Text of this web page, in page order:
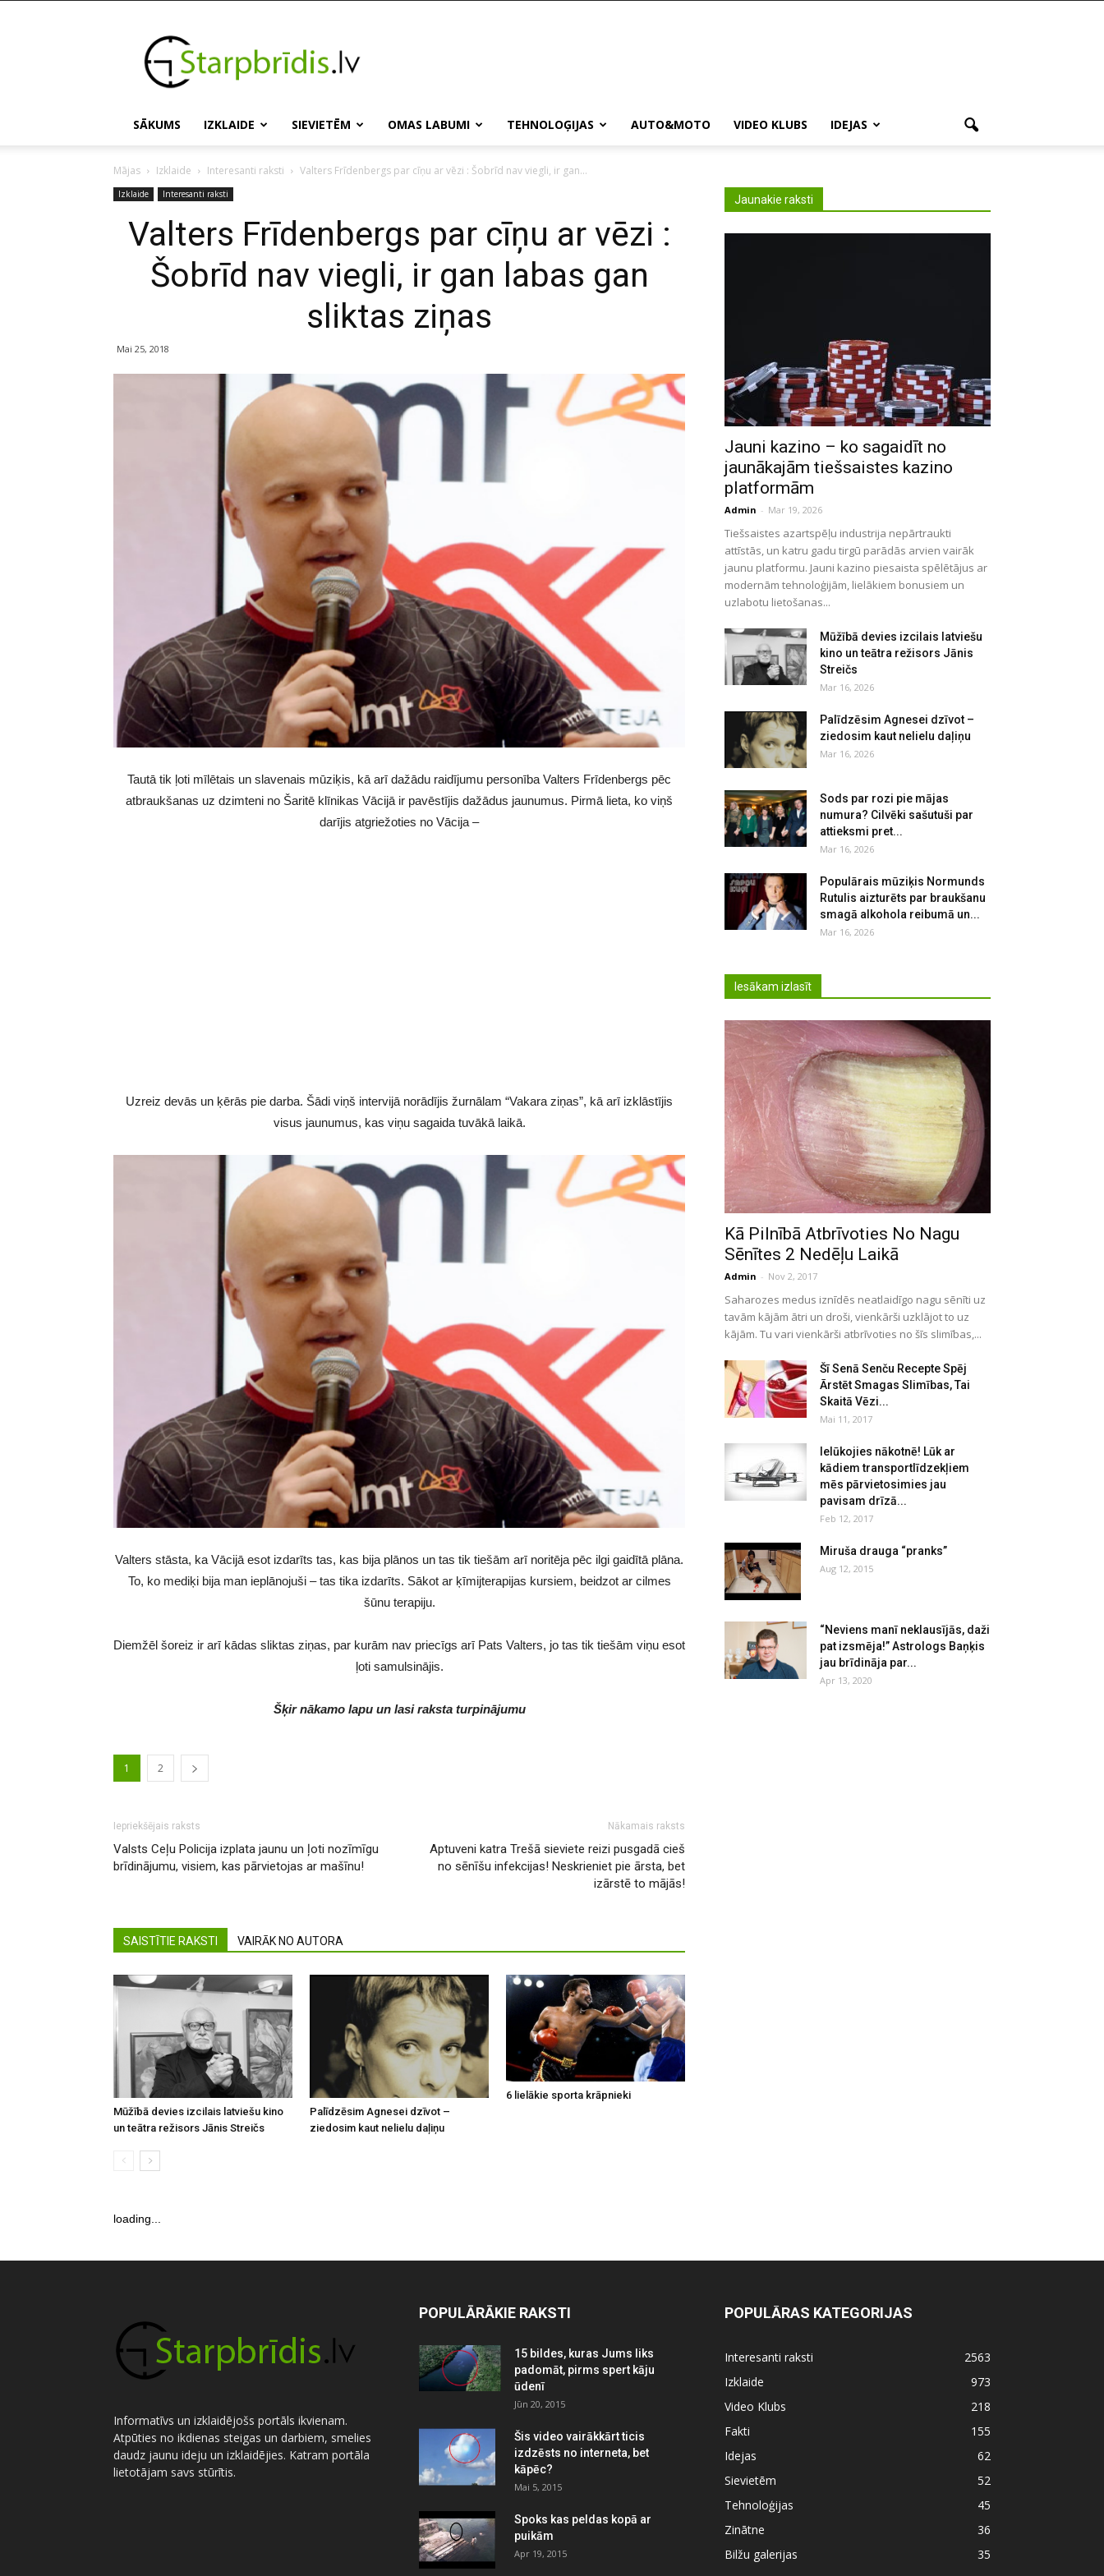
Starpbridis.lv
SĀKUMS IZKLAIDE SIEVIETĒM OMAS LABUMI TEHNOLOĢIJAS AUTO&MOTO VIDEO KLUBS IDEJAS
Mājas Izklaide Interesanti raksti Valters Frīdenbergs par cīņu ar vēzi : Šobrīd nav viegli, ir gan...
Izklaide Interesanti raksti
Valters Frīdenbergs par cīņu ar vēzi :
Šobrīd nav viegli, ir gan labas gan
sliktas ziņas
Mai 25, 2018
Tautā tik ļoti mīlētais un slavenais mūziķis, kā arī dažādu raidījumu personība Valters Frīdenbergs pēc
atbraukšanas uz dzimteni no Šaritē klīnikas Vācijā ir pavēstījis dažādus jaunumus. Pirmā lieta, ko viņš
darījis atgriežoties no Vācija –
Uzreiz devās un ķērās pie darba. Šādi viņš intervijā norādījis žurnālam “Vakara ziņas”, kā arī izklāstījis
visus jaunumus, kas viņu sagaida tuvākā laikā.
Valters stāsta, ka Vācijā esot izdarīts tas, kas bija plānos un tas tik tiešām arī noritēja pēc ilgi gaidītā plāna.
To, ko mediķi bija man ieplānojuši – tas tika izdarīts. Sākot ar ķīmijterapijas kursiem, beidzot ar cilmes
šūnu terapiju.
Diemžēl šoreiz ir arī kādas sliktas ziņas, par kurām nav priecīgs arī Pats Valters, jo tas tik tiešām viņu esot
ļoti samulsinājis.
Šķir nākamo lapu un lasi raksta turpinājumu
1 2
Iepriekšējais raksts
Valsts Ceļu Policija izplata jaunu un ļoti nozīmīgu
brīdinājumu, visiem, kas pārvietojas ar mašīnu!
Nākamais raksts
Aptuveni katra Trešā sieviete reizi pusgadā cieš
no sēnīšu infekcijas! Neskrieniet pie ārsta, bet
izārstē to mājās!
SAISTĪTIE RAKSTI VAIRĀK NO AUTORA
Mūžībā devies izcilais latviešu kino
un teātra režisors Jānis Streičs
Palīdzēsim Agnesei dzīvot –
ziedosim kaut nelielu daļiņu
6 lielākie sporta krāpnieki
loading...
Jaunakie raksti
Jauni kazino – ko sagaidīt no
jaunākajām tiešsaistes kazino
platformām
Admin - Mar 19, 2026
Tiešsaistes azartspēļu industrija nepārtraukti
attīstās, un katru gadu tirgū parādās arvien vairāk
jaunu platformu. Jauni kazino piesaista spēlētājus ar
modernām tehnoloģijām, lielākiem bonusiem un
uzlabotu lietošanas...
Mūžībā devies izcilais latviešu
kino un teātra režisors Jānis
Streičs
Mar 16, 2026
Palīdzēsim Agnesei dzīvot –
ziedosim kaut nelielu daļiņu
Mar 16, 2026
Sods par rozi pie mājas
numura? Cilvēki sašutuši par
attieksmi pret...
Mar 16, 2026
Populārais mūziķis Normunds
Rutulis aizturēts par braukšanu
smagā alkohola reibumā un...
Mar 16, 2026
Iesākam izlasīt
Kā Pilnībā Atbrīvoties No Nagu
Sēnītes 2 Nedēļu Laikā
Admin - Nov 2, 2017
Saharozes medus iznīdēs neatlaidīgo nagu sēnīti uz
tavām kājām ātri un droši, vienkārši uzklājot to uz
kājām. Tu vari vienkārši atbrīvoties no šīs slimības,...
Šī Senā Senču Recepte Spēj
Ārstēt Smagas Slimības, Tai
Skaitā Vēzi...
Mai 11, 2017
Ielūkojies nākotnē! Lūk ar
kādiem transportlīdzekļiem
mēs pārvietosimies jau
pavisam drīzā...
Feb 12, 2017
Miruša drauga “pranks”
Aug 12, 2015
“Neviens manī neklausījās, daži
pat izsmēja!” Astrologs Baņķis
jau brīdināja par...
Apr 13, 2020
Informatīvs un izklaidējošs portāls ikvienam.
Atpūties no ikdienas steigas un darbiem, smelies
daudz jaunu ideju un izklaidējies. Katram portāla
lietotājam savs stūrītis.
POPULĀRĀKIE RAKSTI
15 bildes, kuras Jums liks
padomāt, pirms spert kāju
ūdenī
Jūn 20, 2015
Šis video vairākkārt ticis
izdzēsts no interneta, bet
kāpēc?
Mai 5, 2015
Spoks kas peldas kopā ar
puikām
Apr 19, 2015
POPULĀRAS KATEGORIJAS
Interesanti raksti
2563
Izklaide
973
Video Klubs
218
Fakti
155
Idejas
62
Sievietēm
52
Tehnoloģijas
45
Zinātne
36
Bilžu galerijas
35